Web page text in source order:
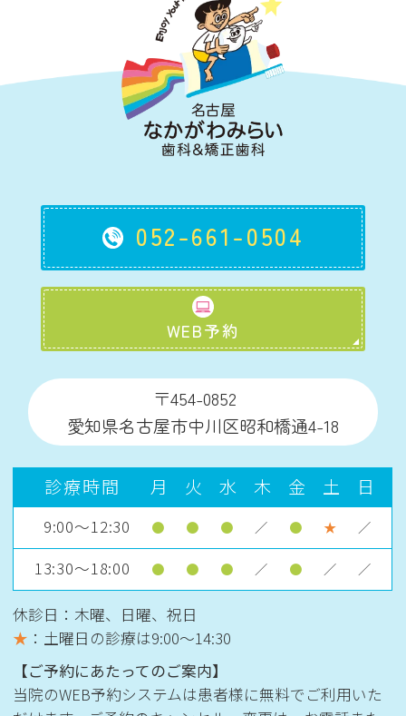
052-661-0504
WEB予約
〒454-0852
愛知県名古屋市中川区昭和橋通4-18
診療時間 月 火 水 木 金 土 日
9:00～12:30 ● ● ● ／ ● ★ ／
13:30～18:00 ● ● ● ／ ● ／ ／
休診日：木曜、日曜、祝日
★ ：土曜日の診療は9:00〜14:30
【ご予約にあたってのご案内】
当院のWEB予約システムは患者様に無料でご利用いた